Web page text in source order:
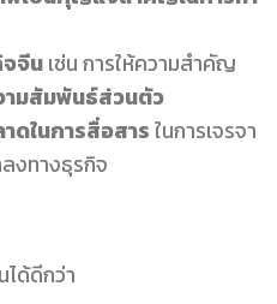
จีนเช่น การให้ความสำคัญ
ามสัมพันธ์ส่วนตัว
ดในการสื่อสารในการเจรจา
ทางธุรกิจ
ด้ดีกว่า